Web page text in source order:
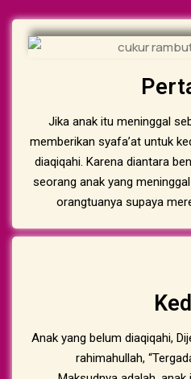
Jika anak itu meninggal
memberikan syafa’at untuk
diaqiqahi. Karena diantara
seorang anak yang
orangtuanya supaya
Anak yang belum diaqiqahi,
rahimahullah,